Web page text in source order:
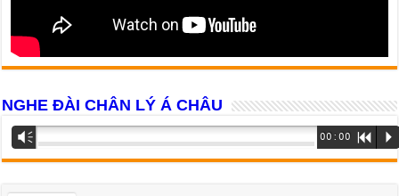
NGHE ĐÀI CHÂN LÝ Á CHÂU
Trình
phát
âm
Vm 00:00 R P